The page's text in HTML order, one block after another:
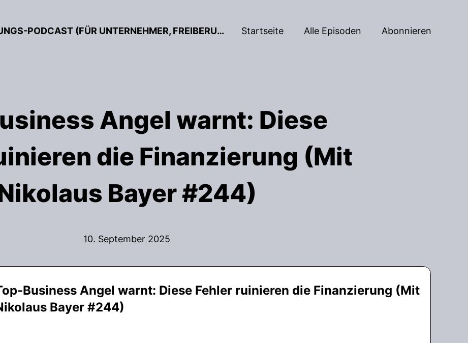
BESSER GRÜNDEN – DER GRÜNDUNGS-PODCAST (FÜR UNTERNEHMER, FREIBERUFLER & START-UPS) Startseite Alle Episoden Abonnieren
Angel warnt: Diese
die Finanzierung (Mit
Bayer #244)
10. September 2025